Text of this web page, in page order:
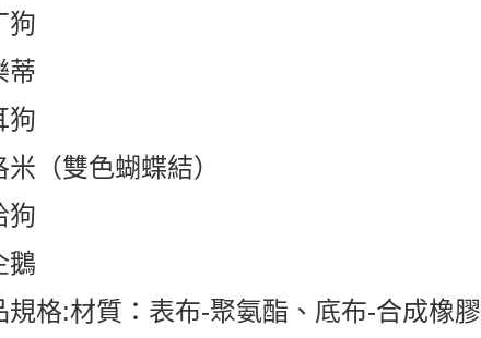
狗
蒂
狗
米（雙色蝴蝶結）
狗
鵝
規格:材質：表布-聚氨酯、底布-合成橡膠